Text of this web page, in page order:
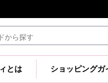
とは ショッピングガ